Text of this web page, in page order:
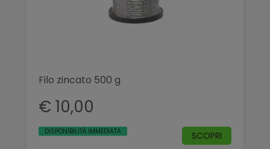
Filo zincato 500 g
€ 10,00
DISPONIBILITÀ IMMEDIATA SCOPRI